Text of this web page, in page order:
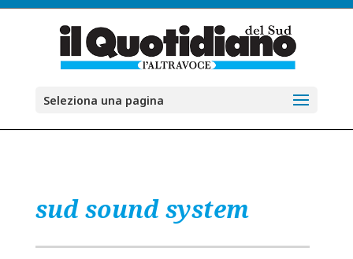
Seleziona una pagina
sud sound system